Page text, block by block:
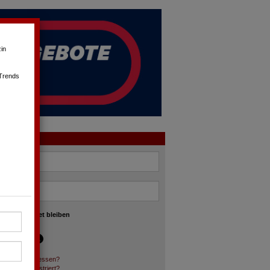
angemeldet bleiben
vergessen?
nicht registriert?